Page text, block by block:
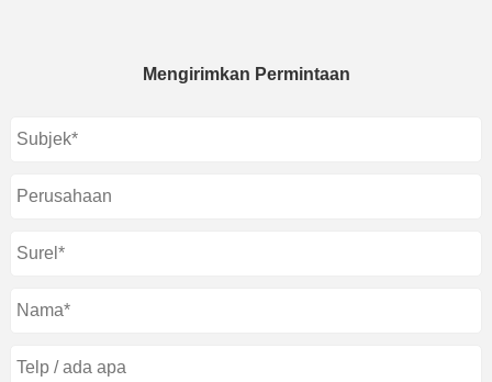
Mengirimkan Permintaan